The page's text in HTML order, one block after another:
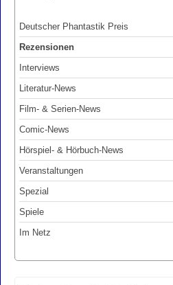
Deutscher Phantastik Preis
Rezensionen
Interviews
Literatur-News
Film- & Serien-News
Comic-News
Hörspiel- & Hörbuch-News
Veranstaltungen
Spezial
Spiele
Im Netz